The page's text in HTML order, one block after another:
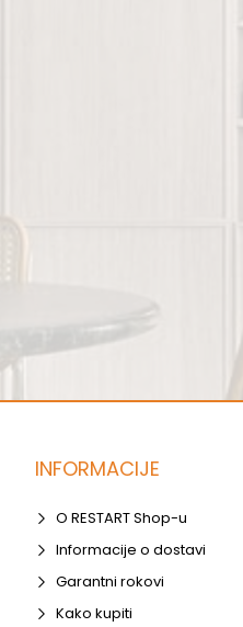
INFORMACIJE
O RESTART Shop-u
Informacije o dostavi
Garantni rokovi
Kako kupiti